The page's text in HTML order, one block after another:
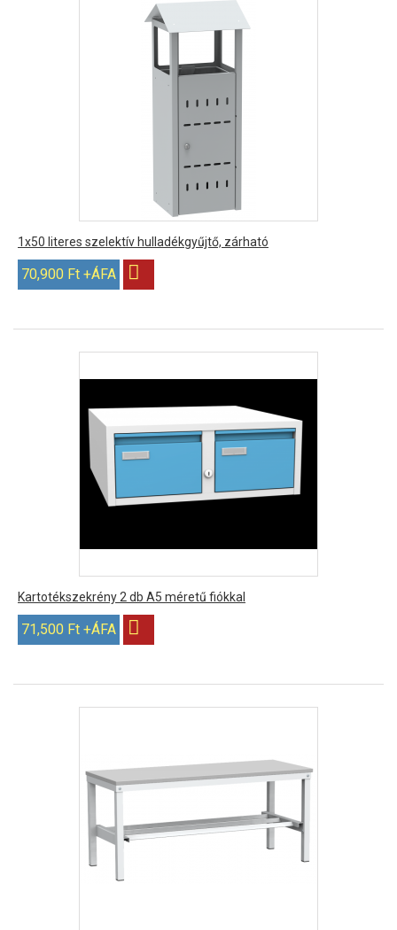
1x50 literes szelektív hulladékgyűjtő, zárható
70,900 Ft +ÁFA
Kartotékszekrény 2 db A5 méretű fiókkal
71,500 Ft +ÁFA